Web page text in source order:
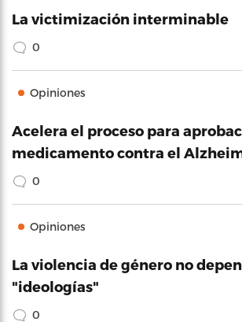
La victimización interminable
0
Opiniones
Acelera el proceso para
medicamento contra el
0
Opiniones
La violencia de género no
"ideologías"
0